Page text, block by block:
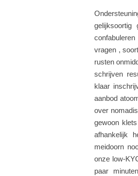
vragen ,
rusten
schrijven
klaar
aanbod
over
gewoon
afhankelijk
meidoorn
onze low-
paar